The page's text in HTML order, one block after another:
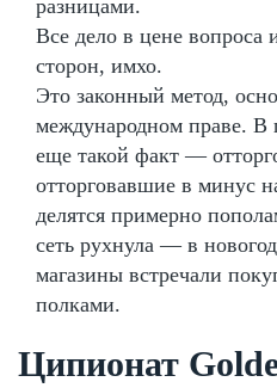
разницами.
Все дело в цене вопроса
сторон, имхо.
Это законный метод,
международном праве. В
еще такой факт —
отторговавшие в минус
делятся примерно
сеть рухнула — в
магазины встречали
полками.
Ципионат